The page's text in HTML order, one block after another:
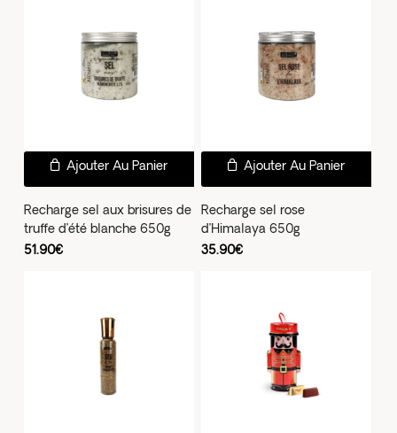
Ajouter Au Panier
Recharge sel aux brisures de
truffe d’été blanche 650g
51.90€
Ajouter Au Panier
Recharge sel rose
d’Himalaya 650g
35.90€